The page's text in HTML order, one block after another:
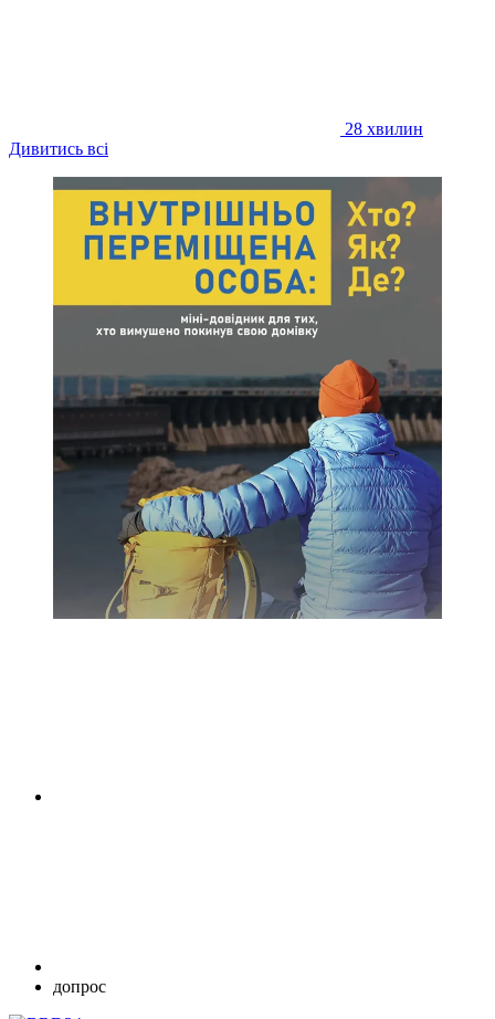
28 хвилин
Дивитись всі
допрос